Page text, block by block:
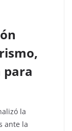
para
la
ante la